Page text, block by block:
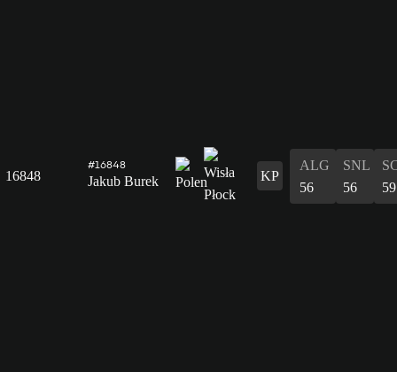
16848
#16848
Jakub Burek KP
ALG
56
SNL
56
59